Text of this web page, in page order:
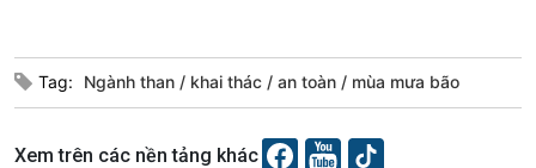
Đối thoại
Diễn đàn chủ nhật
Chuyện đêm
Tag: Ngành than khai thác an toàn mùa mưa bão
Xem trên các nền tảng khác